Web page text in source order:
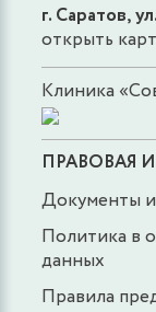
г. Саратов,
открыть
Клиника
ПРАВОВАЯ
Документы
Политика в
данных
Правила